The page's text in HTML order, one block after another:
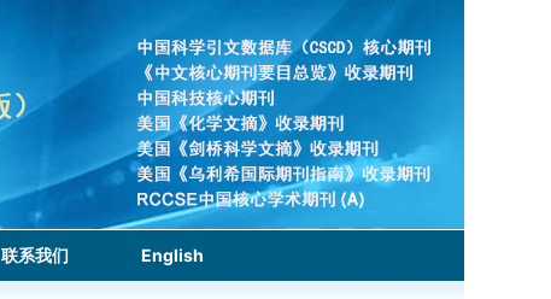
联系我们 English